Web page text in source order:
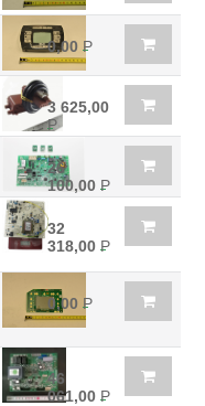
0,00 Р
3 625,00
Р
26
100,00 Р
32
318,00 Р
0,00 Р
46
061,00 Р